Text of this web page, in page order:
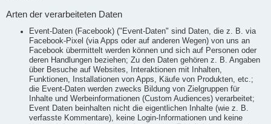
Arten der verarbeiteten Daten
Event-Daten (Facebook) ("Event-Daten" sind Daten, die z. B. via
Facebook-Pixel (via Apps oder auf anderen Wegen) von uns an
Facebook übermittelt werden können und sich auf Personen oder
deren Handlungen beziehen; Zu den Daten gehören z. B. Angaben
über Besuche auf Websites, Interaktionen mit Inhalten,
Funktionen, Installationen von Apps, Käufe von Produkten, etc.;
die Event-Daten werden zwecks Bildung von Zielgruppen für
Inhalte und Werbeinformationen (Custom Audiences) verarbeitet;
Event Daten beinhalten nicht die eigentlichen Inhalte (wie z. B.
verfasste Kommentare), keine Login-Informationen und keine